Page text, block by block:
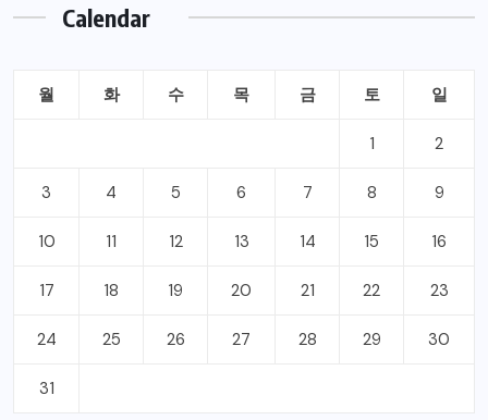
Calendar
월 화 수 목 금 토 일
1 2
3 4 5 6 7 8 9
10 11 12 13 14 15 16
17 18 19 20 21 22 23
24 25 26 27 28 29 30
31